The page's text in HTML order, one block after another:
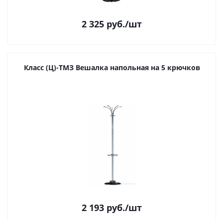
2 325 руб./шт
Класс (Ц)-ТМЗ Вешалка напольная на 5 крючков
2 193 руб./шт